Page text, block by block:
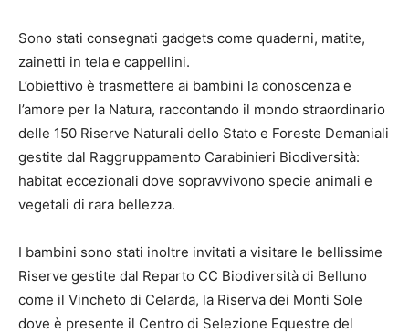
Sono stati consegnati gadgets come quaderni, matite,
zainetti in tela e cappellini.
L’obiettivo è trasmettere ai bambini la conoscenza e
l’amore per la Natura, raccontando il mondo straordinario
delle 150 Riserve Naturali dello Stato e Foreste Demaniali
gestite dal Raggruppamento Carabinieri Biodiversità:
habitat eccezionali dove sopravvivono specie animali e
vegetali di rara bellezza.
I bambini sono stati inoltre invitati a visitare le bellissime
Riserve gestite dal Reparto CC Biodiversità di Belluno
come il Vincheto di Celarda, la Riserva dei Monti Sole
dove è presente il Centro di Selezione Equestre del